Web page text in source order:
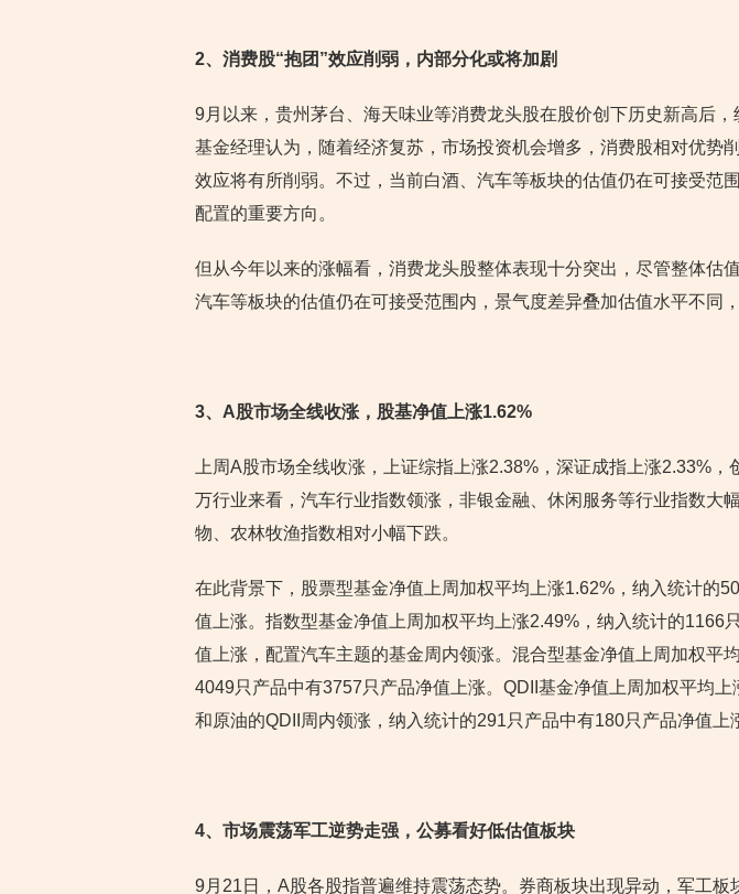
2、消费股“抱团”效应削弱，内部分化或将加剧
9月以来，贵州茅台、海天味业等消费龙头股在股价创下历史新高后，
基金经理认为，随着经济复苏，市场投资机会增多，消费股相对优势
效应将有所削弱。不过，当前白酒、汽车等板块的估值仍在可接受范
配置的重要方向。
但从今年以来的涨幅看，消费龙头股整体表现十分突出，尽管整体估
汽车等板块的估值仍在可接受范围内，景气度差异叠加估值水平不同
3、A股市场全线收涨，股基净值上涨1.62%
上周A股市场全线收涨，上证综指上涨2.38%，深证成指上涨2.33%，
万行业来看，汽车行业指数领涨，非银金融、休闲服务等行业指数大
物、农林牧渔指数相对小幅下跌。
在此背景下，股票型基金净值上周加权平均上涨1.62%，纳入统计的
值上涨。指数型基金净值上周加权平均上涨2.49%，纳入统计的1166
值上涨，配置汽车主题的基金周内领涨。混合型基金净值上周加权平
4049只产品中有3757只产品净值上涨。QDII基金净值上周加权平均
和原油的QDII周内领涨，纳入统计的291只产品中有180只产品净值上
4、市场震荡军工逆势走强，公募看好低估值板块
9月21日，A股各股指普遍维持震荡态势。券商板块出现异动，军工板